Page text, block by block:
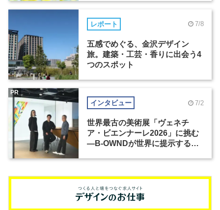
レポート 7/8
五感でめぐる、金沢デザイン
旅。建築・工芸・香りに出会う4
つのスポット
インタビュー 7/2
世界最古の美術展「ヴェネチ
ア・ビエンナーレ2026」に挑む
―B-OWNDが世界に提示する美
PR